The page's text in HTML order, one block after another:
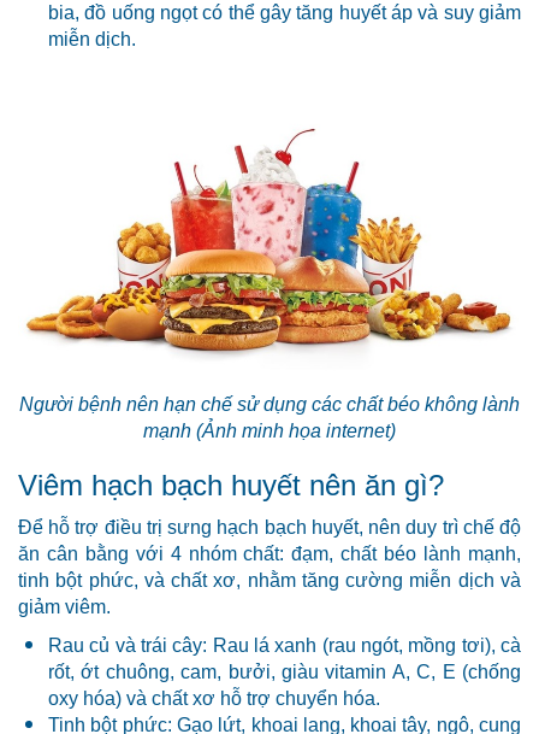
bia, đồ uống ngọt có thể gây tăng huyết áp và suy giảm
miễn dịch.
Người bệnh nên hạn chế sử dụng các chất béo không lành
mạnh (Ảnh minh họa internet)
Viêm hạch bạch huyết nên ăn gì?
Để hỗ trợ điều trị sưng hạch bạch huyết, nên duy trì chế độ
ăn cân bằng với 4 nhóm chất: đạm, chất béo lành mạnh,
tinh bột phức, và chất xơ, nhằm tăng cường miễn dịch và
giảm viêm.
Rau củ và trái cây: Rau lá xanh (rau ngót, mồng tơi), cà
rốt, ớt chuông, cam, bưởi, giàu vitamin A, C, E (chống
oxy hóa) và chất xơ hỗ trợ chuyển hóa.
Tinh bột phức: Gạo lứt, khoai lang, khoai tây, ngô, cung